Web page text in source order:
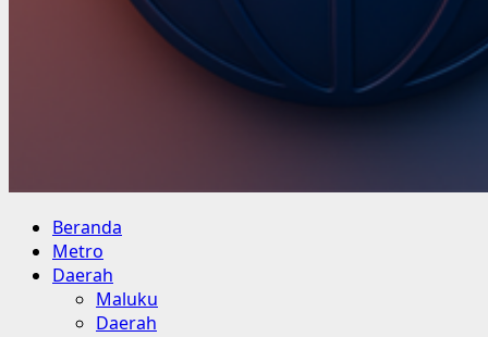
Primary
Menu
Beranda
Metro
Daerah
Maluku
Daerah